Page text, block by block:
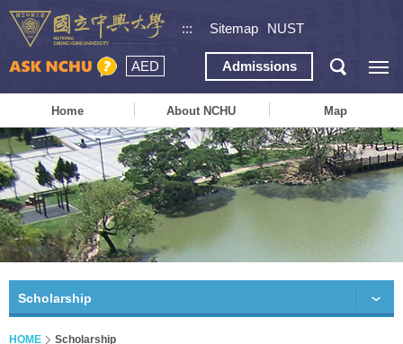
::: Sitemap NUST
AED Admissions
Home About NCHU Map
Scholarship
HOME Scholarship